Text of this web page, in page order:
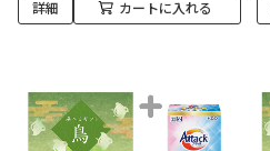
詳細 カートに入れる